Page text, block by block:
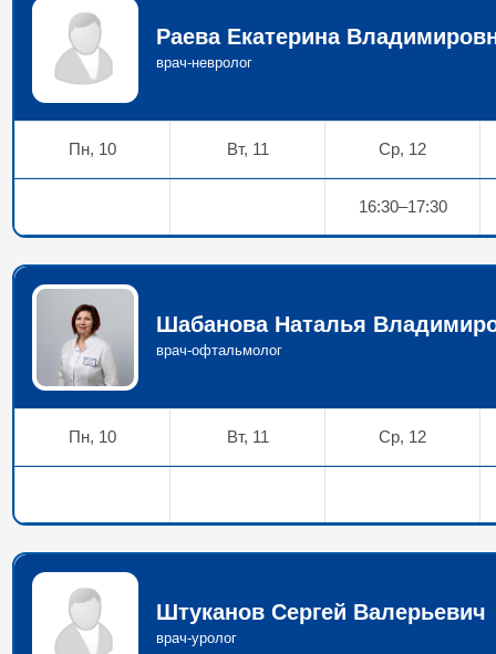
Раева Екатерина
врач-невролог
Пн, 10 Вт, 11 Ср, 12
16:30–17:30
Шабанова Наталья
врач-офтальмолог
Пн, 10 Вт, 11 Ср, 12
Штуканов Сергей Валерьевич
врач-уролог